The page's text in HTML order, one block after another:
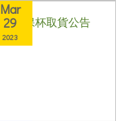
環保杯取貨公告
Mar
29
2023